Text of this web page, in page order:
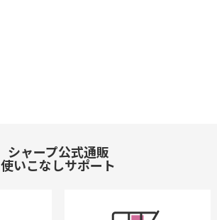
シャープ公式通販
使いこなしサポート